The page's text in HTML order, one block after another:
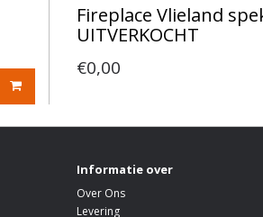
Fireplace Vlieland
UITVERKOCHT
€0,00
Informatie over
Over Ons
Levering